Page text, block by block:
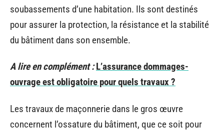
soubassements d’une habitation. Ils sont destinés
pour assurer la protection, la résistance et la stabilité
du bâtiment dans son ensemble.
A lire en complément : L’assurance dommages-
ouvrage est obligatoire pour quels travaux ?
Les travaux de maçonnerie dans le gros œuvre
concernent l’ossature du bâtiment, que ce soit pour